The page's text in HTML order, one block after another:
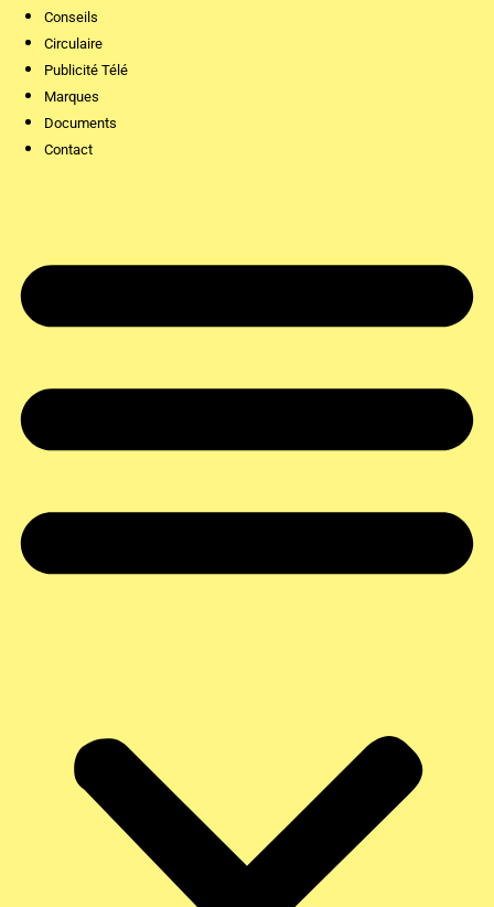
Conseils
Circulaire
Publicité Télé
Marques
Documents
Contact